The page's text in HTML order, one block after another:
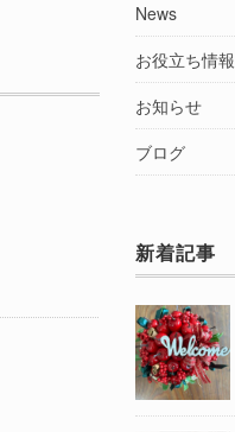
News
お役立ち情報
お知らせ
ブログ
新着記事